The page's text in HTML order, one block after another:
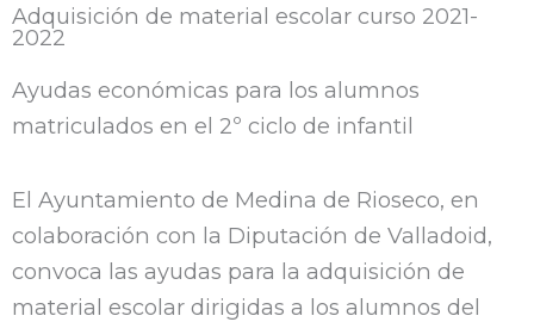
Adquisición de material escolar curso 2021-
2022
Ayudas económicas para los alumnos
matriculados en el 2º ciclo de infantil
El Ayuntamiento de Medina de Rioseco, en
colaboración con la Diputación de Valladoid,
convoca las ayudas para la adquisición de
material escolar dirigidas a los alumnos del